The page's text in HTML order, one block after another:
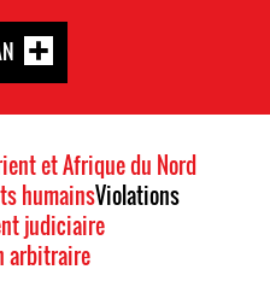
et Afrique du Nord
humainsViolations
judiciaire
arbitraire